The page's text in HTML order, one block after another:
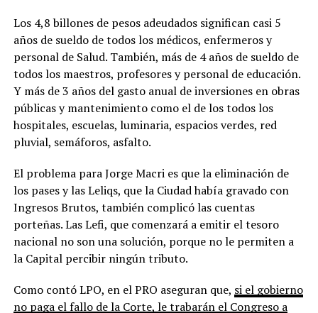
Los 4,8 billones de pesos adeudados significan casi 5
años de sueldo de todos los médicos, enfermeros y
personal de Salud. También, más de 4 años de sueldo de
todos los maestros, profesores y personal de educación.
Y más de 3 años del gasto anual de inversiones en obras
públicas y mantenimiento como el de los todos los
hospitales, escuelas, luminaria, espacios verdes, red
pluvial, semáforos, asfalto.
El problema para Jorge Macri es que la eliminación de
los pases y las Leliqs, que la Ciudad había gravado con
Ingresos Brutos, también complicó las cuentas
porteñas. Las Lefi, que comenzará a emitir el tesoro
nacional no son una solución, porque no le permiten a
la Capital percibir ningún tributo.
Como contó LPO, en el PRO aseguran que, si el gobierno
no paga el fallo de la Corte, le trabarán el Congreso a